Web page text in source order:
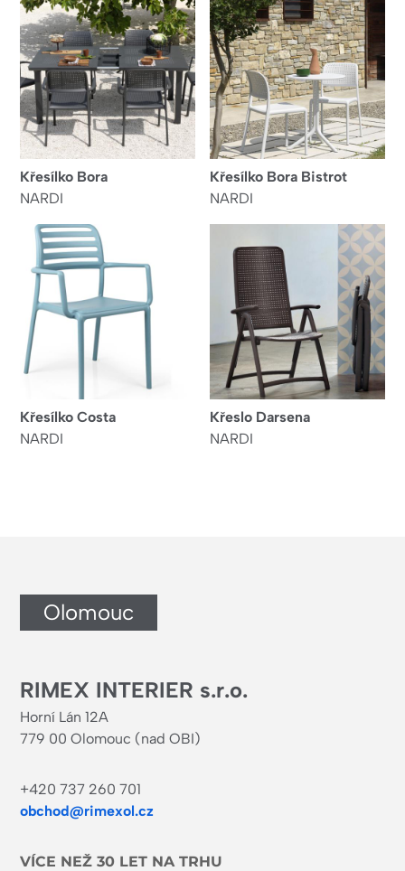
Křesílko Bora
NARDI
Křesílko Bora Bistrot
NARDI
Křesílko Costa
NARDI
Křeslo Darsena
NARDI
Olomouc
RIMEX INTERIER s.r.o.
Horní Lán 12A
779 00 Olomouc (nad OBI)
+420 737 260 701
obchod@rimexol.cz
VÍCE NEŽ 30 LET NA TRHU